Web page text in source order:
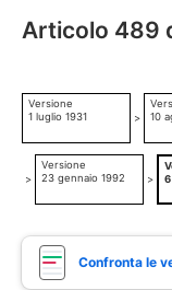
Articolo 489
Versione
1 luglio 1931
>
10
>
Versione
23 gennaio 1992
>
Confronta le